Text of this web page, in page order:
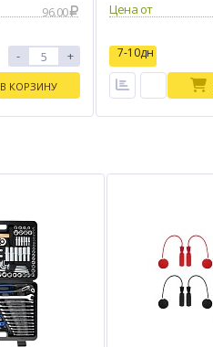
96.00
- +
В КОРЗИНУ
Цена от
7-10дн